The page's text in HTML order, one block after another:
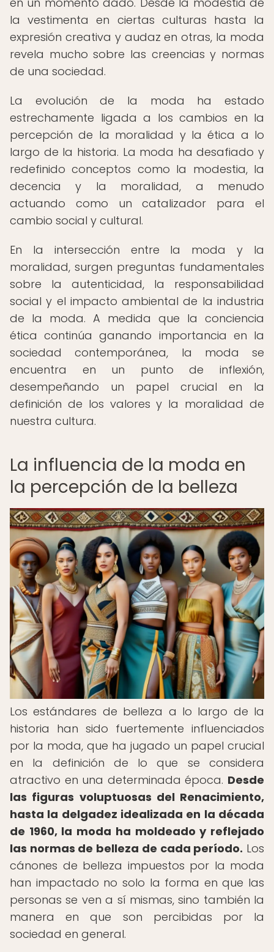
la vestimenta en ciertas culturas hasta la
expresión creativa y audaz en otras, la moda
revela mucho sobre las creencias y normas
de una sociedad.
La evolución de la moda ha estado
estrechamente ligada a los cambios en la
percepción de la moralidad y la ética a lo
largo de la historia. La moda ha desafiado y
redefinido conceptos como la modestia, la
decencia y la moralidad, a menudo
actuando como un catalizador para el
cambio social y cultural.
En la intersección entre la moda y la
moralidad, surgen preguntas fundamentales
sobre la autenticidad, la responsabilidad
social y el impacto ambiental de la industria
de la moda. A medida que la conciencia
ética continúa ganando importancia en la
sociedad contemporánea, la moda se
encuentra en un punto de inflexión,
desempeñando un papel crucial en la
definición de los valores y la moralidad de
nuestra cultura.
La influencia de la moda en
la percepción de la belleza
Los estándares de belleza a lo largo de la
historia han sido fuertemente influenciados
por la moda, que ha jugado un papel crucial
en la definición de lo que se considera
atractivo en una determinada época. Desde
las figuras voluptuosas del Renacimiento,
hasta la delgadez idealizada en la década
de 1960, la moda ha moldeado y reflejado
las normas de belleza de cada período. Los
cánones de belleza impuestos por la moda
han impactado no solo la forma en que las
personas se ven a sí mismas, sino también la
manera en que son percibidas por la
sociedad en general.